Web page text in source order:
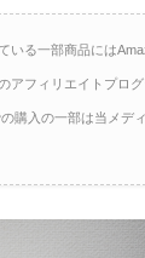
いる一部商品には
アフィリエイトプロ
購入の一部は当メデ